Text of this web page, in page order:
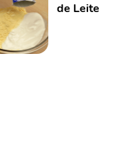
de Leite